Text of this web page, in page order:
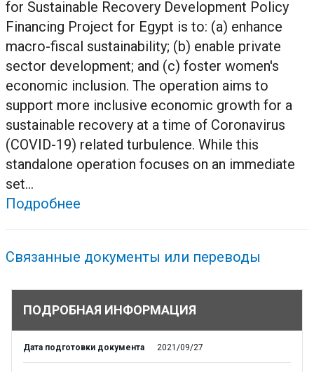
for Sustainable Recovery Development Policy
Financing Project for Egypt is to: (a) enhance
macro-fiscal sustainability; (b) enable private
sector development; and (c) foster women's
economic inclusion. The operation aims to
support more inclusive economic growth for a
sustainable recovery at a time of Coronavirus
(COVID-19) related turbulence. While this
standalone operation focuses on an immediate
set...
Подробнее
Связанные документы или переводы
ПОДРОБНАЯ ИНФОРМАЦИЯ
Дата подготовки документа 2021/09/27